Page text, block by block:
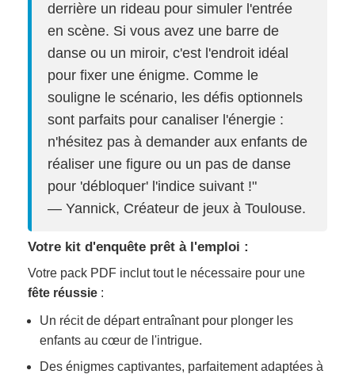
derrière un rideau pour simuler l'entrée
en scène. Si vous avez une barre de
danse ou un miroir, c'est l'endroit idéal
pour fixer une énigme. Comme le
souligne le scénario, les défis optionnels
sont parfaits pour canaliser l'énergie :
n'hésitez pas à demander aux enfants de
réaliser une figure ou un pas de danse
pour 'débloquer' l'indice suivant !"
— Yannick, Créateur de jeux à Toulouse.
Votre kit d'enquête prêt à l'emploi :
Votre pack PDF inclut tout le nécessaire pour une
fête réussie :
Un récit de départ entraînant pour plonger les
enfants au cœur de l'intrigue.
Des énigmes captivantes, parfaitement adaptées à